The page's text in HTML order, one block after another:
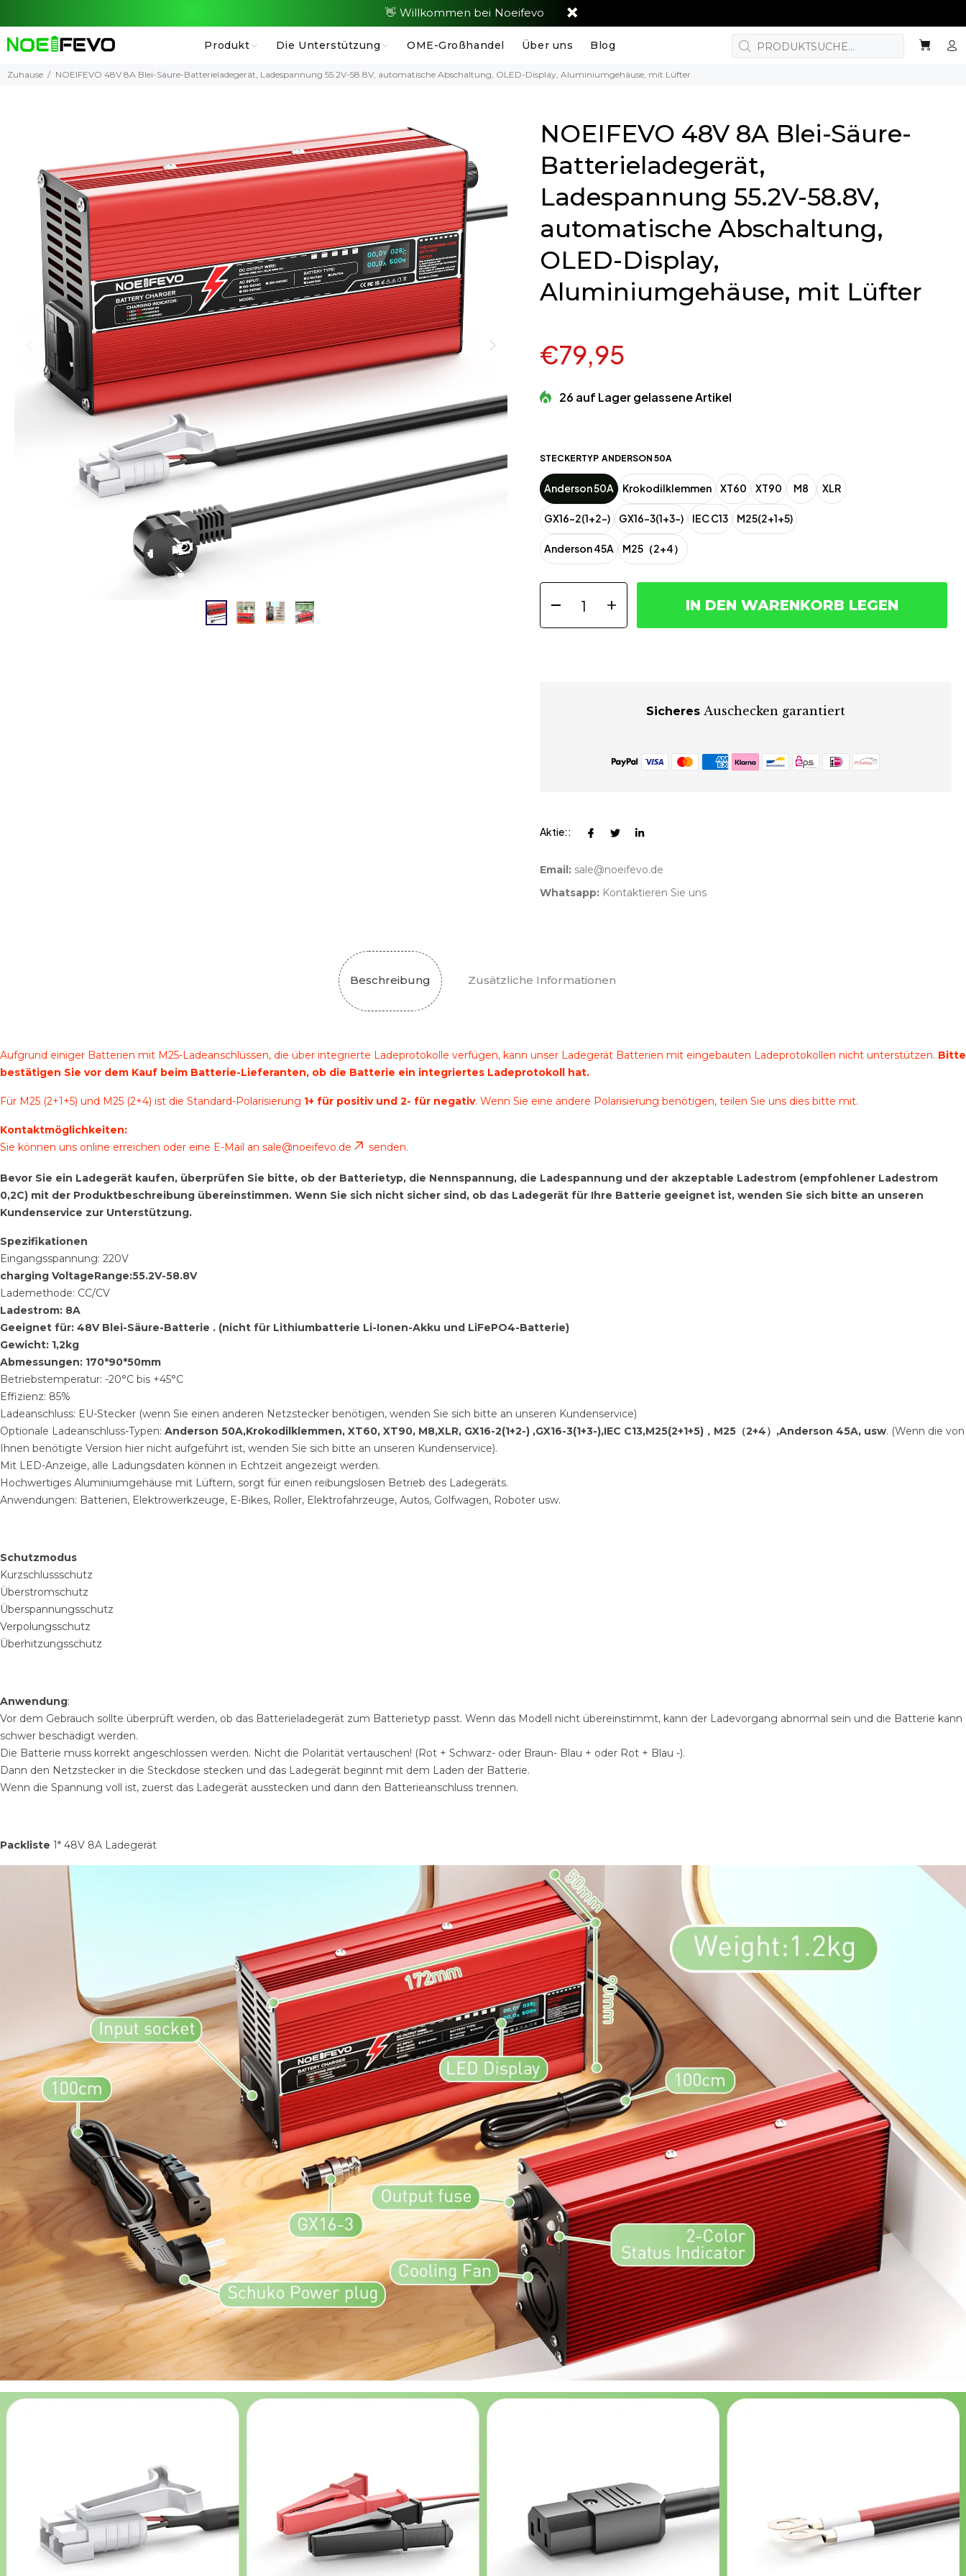
👋 Willkommen bei Noeifevo
Produkt Die Unterstützung OME-Großhandel Über uns Blog
Zuhause NOEIFEVO 48V 8A Blei-Säure-Batterieladegerät, Ladespannung 55.2V-58.8V, automatische Abschaltung, OLED-Display, Aluminiumgehäuse, mit Lüfter
NOEIFEVO 48V 8A Blei-Säure-
Batterieladegerät,
Ladespannung 55.2V-58.8V,
automatische Abschaltung,
OLED-Display,
Aluminiumgehäuse, mit Lüfter
€79,95
26 auf Lager gelassene Artikel
STECKERTYP ANDERSON 50A
Anderson 50A Krokodilklemmen XT60 XT90 M8 XLR
GX16-2(1+2-) GX16-3(1+3-) IEC C13 M25(2+1+5)
Anderson 45A M25（2+4）
IN DEN WARENKORB LEGEN
Sicheres Auschecken garantiert
Aktie::
Email: sale@noeifevo.de
Whatsapp: Kontaktieren Sie uns
Beschreibung Zusätzliche Informationen
Aufgrund einiger Batterien mit M25-Ladeanschlüssen, die über integrierte Ladeprotokolle verfügen, kann unser Ladegerät Batterien mit eingebauten Ladeprotokollen nicht unterstützen. Bitte
bestätigen Sie vor dem Kauf beim Batterie-Lieferanten, ob die Batterie ein integriertes Ladeprotokoll hat.
Für M25 (2+1+5) und M25 (2+4) ist die Standard-Polarisierung 1+ für positiv und 2- für negativ. Wenn Sie eine andere Polarisierung benötigen, teilen Sie uns dies bitte mit.
Kontaktmöglichkeiten:
Sie können uns online erreichen oder eine E-Mail an sale@noeifevo.de senden.
Bevor Sie ein Ladegerät kaufen, überprüfen Sie bitte, ob der Batterietyp, die Nennspannung, die Ladespannung und der akzeptable Ladestrom (empfohlener Ladestrom
0,2C) mit der Produktbeschreibung übereinstimmen. Wenn Sie sich nicht sicher sind, ob das Ladegerät für Ihre Batterie geeignet ist, wenden Sie sich bitte an unseren
Kundenservice zur Unterstützung.
Spezifikationen
Eingangsspannung: 220V
charging VoltageRange:55.2V-58.8V
Lademethode: CC/CV
Ladestrom: 8A
Geeignet für: 48V Blei-Säure-Batterie . (nicht für Lithiumbatterie Li-Ionen-Akku und LiFePO4-Batterie)
Gewicht: 1,2kg
Abmessungen: 170*90*50mm
Betriebstemperatur: -20°C bis +45°C
Effizienz: 85%
Ladeanschluss: EU-Stecker (wenn Sie einen anderen Netzstecker benötigen, wenden Sie sich bitte an unseren Kundenservice)
Optionale Ladeanschluss-Typen: Anderson 50A,Krokodilklemmen, XT60, XT90, M8,XLR, GX16-2(1+2-) ,GX16-3(1+3-),IEC C13,M25(2+1+5)，M25（2+4）,Anderson 45A, usw. (Wenn die von
Ihnen benötigte Version hier nicht aufgeführt ist, wenden Sie sich bitte an unseren Kundenservice).
Mit LED-Anzeige, alle Ladungsdaten können in Echtzeit angezeigt werden.
Hochwertiges Aluminiumgehäuse mit Lüftern, sorgt für einen reibungslosen Betrieb des Ladegeräts.
Anwendungen: Batterien, Elektrowerkzeuge, E-Bikes, Roller, Elektrofahrzeuge, Autos, Golfwagen, Roboter usw.
Schutzmodus
Kurzschlussschutz
Überstromschutz
Überspannungsschutz
Verpolungsschutz
Überhitzungsschutz
Anwendung:
Vor dem Gebrauch sollte überprüft werden, ob das Batterieladegerät zum Batterietyp passt. Wenn das Modell nicht übereinstimmt, kann der Ladevorgang abnormal sein und die Batterie kann
schwer beschädigt werden.
Die Batterie muss korrekt angeschlossen werden. Nicht die Polarität vertauschen! (Rot + Schwarz- oder Braun- Blau + oder Rot + Blau -).
Dann den Netzstecker in die Steckdose stecken und das Ladegerät beginnt mit dem Laden der Batterie.
Wenn die Spannung voll ist, zuerst das Ladegerät ausstecken und dann den Batterieanschluss trennen.
Packliste 1* 48V 8A Ladegerät